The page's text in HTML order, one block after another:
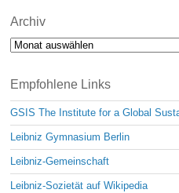
Archiv
Archiv
Empfohlene Links
GSIS The Institute for a Global
Leibniz Gymnasium Berlin
Leibniz-Gemeinschaft
Leibniz-Sozietät auf Wikipedia